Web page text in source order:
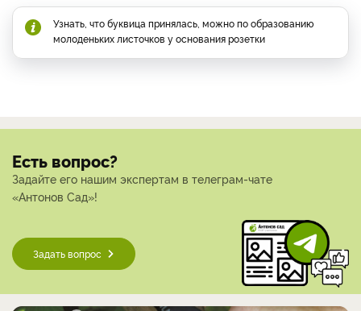
Узнать, что буквица принялась, можно по образованию
молоденьких листочков у основания розетки
Есть вопрос?
Задайте его нашим экспертам в телеграм-чате
«Антонов Сад»!
Задать вопрос